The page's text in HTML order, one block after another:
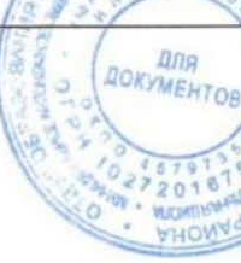
Отмена на 21.01.2026
21.01.2026
Архив новостей